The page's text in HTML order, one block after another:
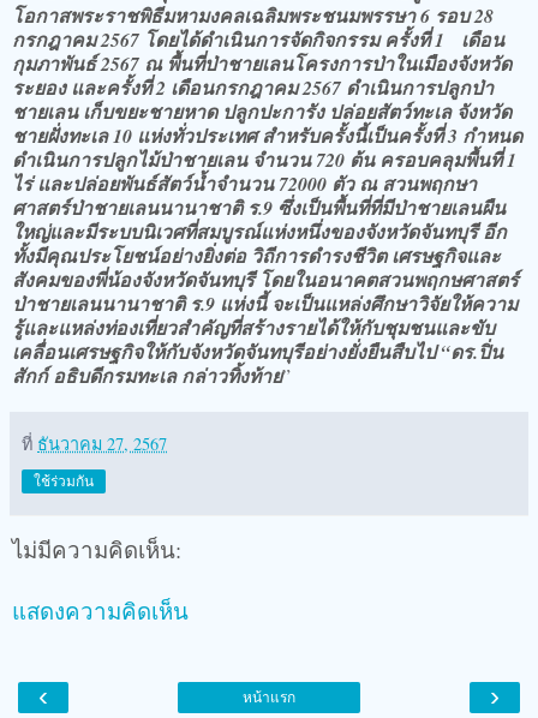
โอกาสพระราชพิธีมหามงคลเฉลิมพระชนมพรรษา 6 รอบ 28
กรกฎาคม 2567 โดยได้ดำเนินการจัดกิจกรรม ครั้งที่ 1 เดือน
กุมภาพันธ์ 2567 ณ พื้นที่ป่าชายเลนโครงการป่าในเมืองจังหวัด
ระยอง และครั้งที่ 2 เดือนกรกฎาคม 2567 ดำเนินการปลูกป่า
ชายเลน เก็บขยะชายหาด ปลูกปะการัง ปล่อยสัตว์ทะเล จังหวัด
ชายฝั่งทะเล 10 แห่งทั่วประเทศ สำหรับครั้งนี้เป็นครั้งที่ 3 กำหนด
ดำเนินการปลูกไม้ป่าชายเลน จำนวน 720 ต้น ครอบคลุมพื้นที่ 1
ไร่ และปล่อยพันธ์สัตว์น้ำจำนวน 72000 ตัว ณ สวนพฤกษา
ศาสตร์ป่าชายเลนนานาชาติ ร.9 ซึ่งเป็นพื้นที่ที่มีป่าชายเลนผืน
ใหญ่และมีระบบนิเวศที่สมบูรณ์แห่งหนึ่งของจังหวัดจันทบุรี อีก
ทั้งมีคุณประโยชน์อย่างยิ่งต่อ วิถีการดำรงชีวิต เศรษฐกิจและ
สังคมของพี่น้องจังหวัดจันทบุรี โดยในอนาคตสวนพฤกษศาสตร์
ป่าชายเลนนานาชาติ ร.9 แห่งนี้ จะเป็นแหล่งศึกษาวิจัยให้ความ
รู้และแหล่งท่องเที่ยวสำคัญที่สร้างรายได้ให้กับชุมชนและขับ
เคลื่อนเศรษฐกิจให้กับจังหวัดจันทบุรีอย่างยั่งยืนสืบไป “ดร.ปิ่น
สักก์ อธิบดีกรมทะเล กล่าวทิ้งท้าย”
ที่ ธันวาคม 27, 2567
ใช้ร่วมกัน
ไม่มีความคิดเห็น:
แสดงความคิดเห็น
‹ ›
หน้าแรก